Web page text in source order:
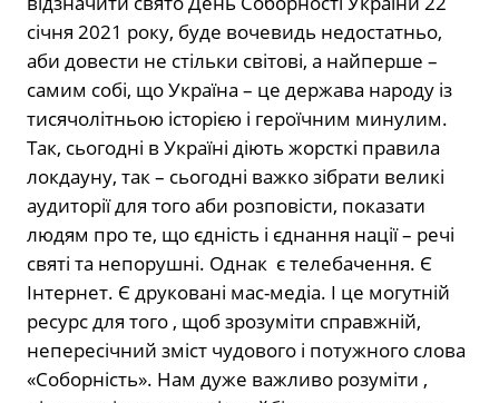
січня 2021 року, буде вочевидь недостатньо,
аби довести не стільки світові, а найперше –
самим собі, що Україна – це держава народу із
тисячолітньою історією і героїчним минулим.
Так, сьогодні в Україні діють жорсткі правила
локдауну, так – сьогодні важко зібрати великі
аудиторії для того аби розповісти, показати
людям про те, що єдність і єднання нації – речі
святі та непорушні. Однак є телебачення. Є
Інтернет. Є друковані мас-медіа. І це могутній
ресурс для того , щоб зрозуміти справжній,
непересічний зміст чудового і потужного слова
«Соборність». Нам дуже важливо розуміти ,